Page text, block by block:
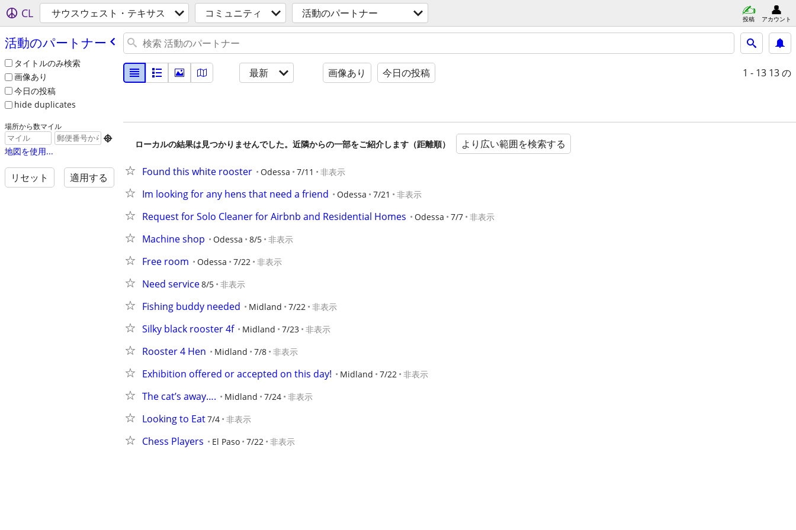
CL サウスウェスト・テキサス コミュニティ 活動のパートナー 投稿 アカウント
活動のパートナー
タイトルのみ検索
画像あり
今日の投稿
hide duplicates
場所から数マイル

地図を使用...
リセット 適用する
最新 画像あり 今日の投稿 1 - 13 13 の
ローカルの結果は見つかりませんでした。近隣からの一部をご紹介します（距離順） より広い範囲を検索する
Found this white rooster Odessa 7/11 非表示
Im looking for any hens that need a friend Odessa 7/21 非表示
Request for Solo Cleaner for Airbnb and Residential Homes Odessa 7/7 非表示
Machine shop Odessa 8/5 非表示
Free room Odessa 7/22 非表示
Need service8/5 非表示
Fishing buddy needed Midland 7/22 非表示
Silky black rooster 4f Midland 7/23 非表示
Rooster 4 Hen Midland 7/8 非表示
Exhibition offered or accepted on this day! Midland 7/22 非表示
The cat’s away…. Midland 7/24 非表示
Looking to Eat7/4 非表示
Chess Players El Paso 7/22 非表示